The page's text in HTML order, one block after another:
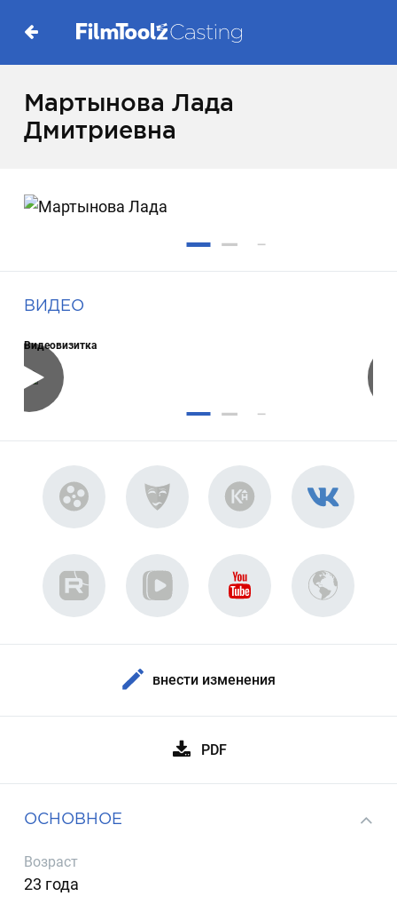
Мартынова Лада
Дмитриевна
ВИДЕО
Видеовизитка
внести изменения
PDF
ОСНОВНОЕ
Возраст
23 года